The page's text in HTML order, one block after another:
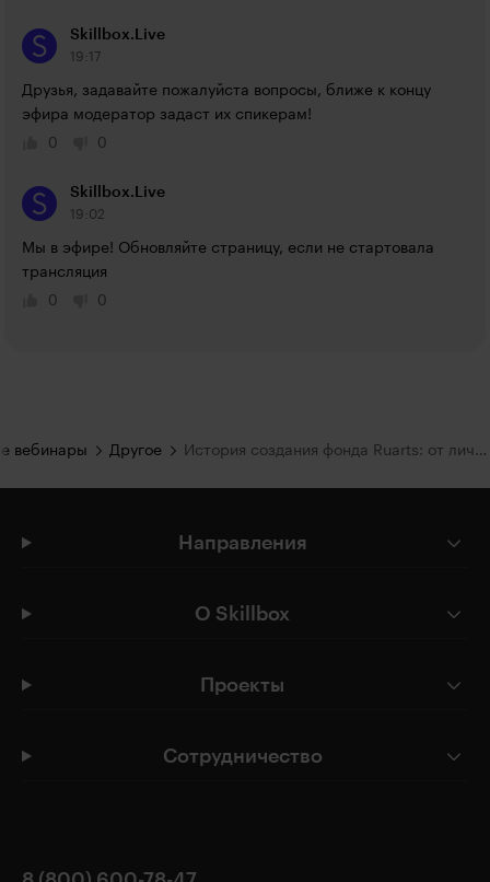
Skillbox.Live
19:17
Друзья, задавайте пожалуйста вопросы, ближе к концу
эфира модератор задаст их спикерам!
0
0
Skillbox.Live
19:02
Мы в эфире! Обновляйте страницу, если не стартовала
трансляция
0
0
вебинары Другое История создания фонда Ruarts: от личной коллекции к институции
Направления
О Skillbox
Проекты
Сотрудничество